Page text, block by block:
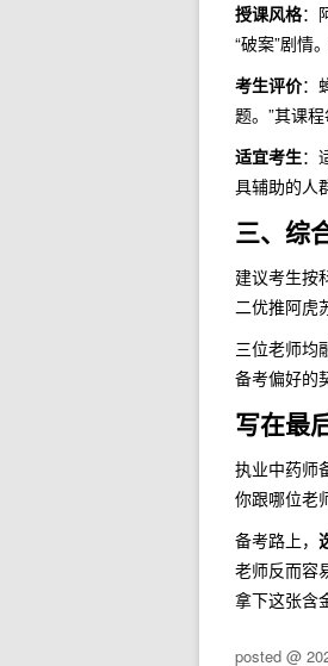
授课风格：
“破案”剧情
考生评价：
题。”其课
适宜考生：
具辅助的人
三、综
建议考生按
二优推阿虎
三位老师均
备考偏好的
写在最
执业中药师
你跟哪位老
备考路上，
老师反而容
拿下这张含
posted @